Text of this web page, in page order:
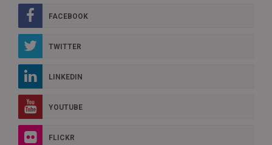
FACEBOOK
TWITTER
LINKEDIN
YOUTUBE
FLICKR